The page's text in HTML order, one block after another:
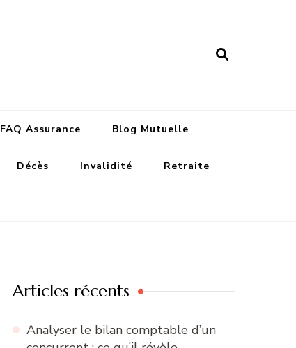
FAQ Assurance Blog Mutuelle
Décès Invalidité Retraite
Articles récents
Analyser le bilan comptable d’un